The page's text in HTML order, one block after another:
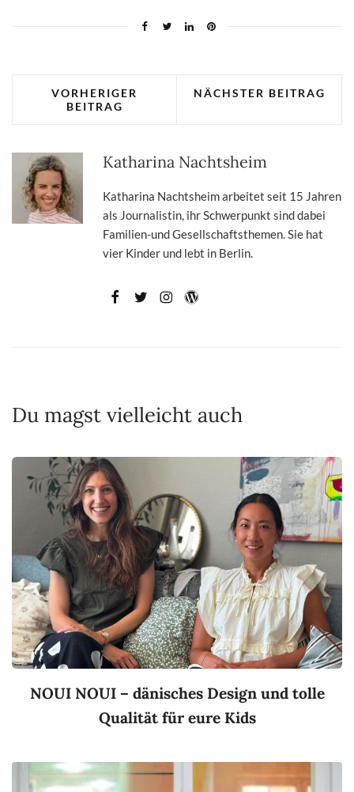
VORHERIGER
BEITRAG
NÄCHSTER BEITRAG
Katharina Nachtsheim
Katharina Nachtsheim arbeitet seit 15 Jahren
als Journalistin, ihr Schwerpunkt sind dabei
Familien-und Gesellschaftsthemen. Sie hat
vier Kinder und lebt in Berlin.
Du magst vielleicht auch
NOUI NOUI – dänisches Design und tolle
Qualität für eure Kids